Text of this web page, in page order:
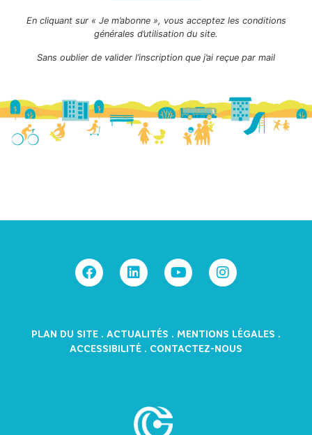
En cliquant sur « Je m’abonne », vous acceptez les conditions
générales d’utilisation du site.
Sans oublier de valider l’inscription que j’ai reçue par mail
PLAN DU SITE . ACTUALITÉS . MENTIONS LÉGALES .
ACCESSIBILITÉ . CONTACTEZ-NOUS